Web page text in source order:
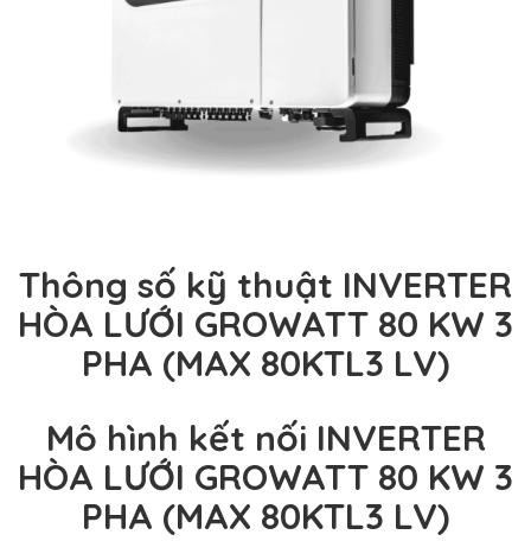
Thông số kỹ thuật INVERTER
HÒA LƯỚI GROWATT 80 KW 3
PHA (MAX 80KTL3 LV)
Mô hình kết nối INVERTER
HÒA LƯỚI GROWATT 80 KW 3
PHA (MAX 80KTL3 LV)